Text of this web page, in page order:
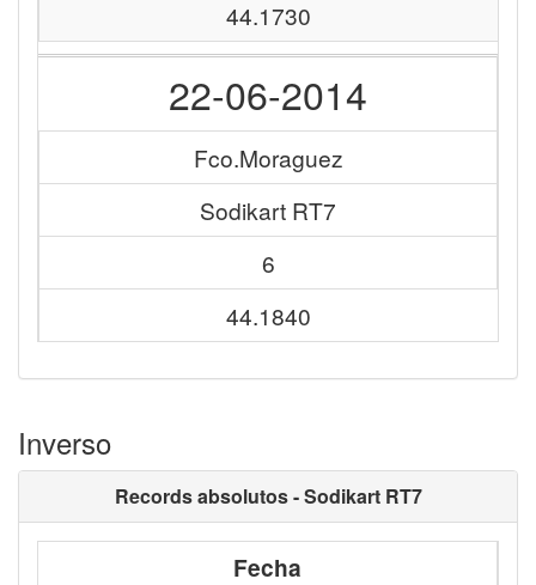
44.1730
22-06-2014
Fco.Moraguez
Sodikart RT7
6
44.1840
Inverso
Records absolutos - Sodikart RT7
Fecha